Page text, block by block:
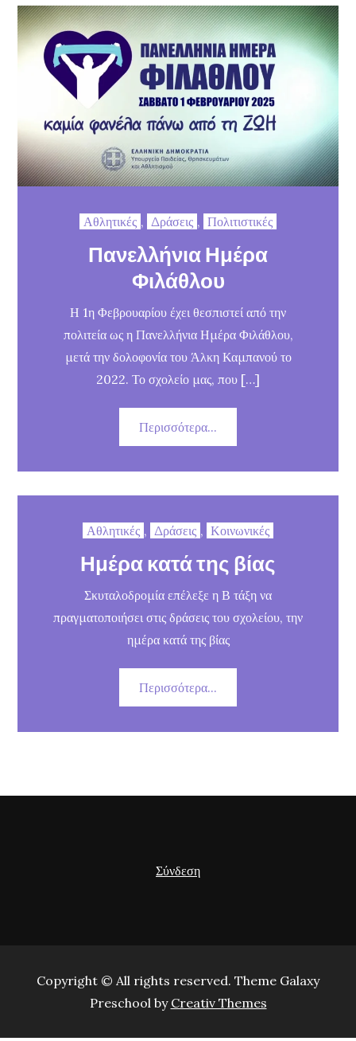
Αθλητικές , Δράσεις , Πολιτιστικές
Πανελλήνια Ημέρα
Φιλάθλου
Η 1η Φεβρουαρίου έχει θεσπιστεί από την
πολιτεία ως η Πανελλήνια Ημέρα Φιλάθλου,
μετά την δολοφονία του Άλκη Καμπανού το
2022. Το σχολείο μας, που […]
Περισσότερα...
Αθλητικές , Δράσεις , Κοινωνικές
Ημέρα κατά της βίας
Σκυταλοδρομία επέλεξε η Β τάξη να
πραγματοποιήσει στις δράσεις του σχολείου, την
ημέρα κατά της βίας
Περισσότερα...
Σύνδεση
Copyright © All rights reserved. Theme Galaxy
Preschool by Creativ Themes